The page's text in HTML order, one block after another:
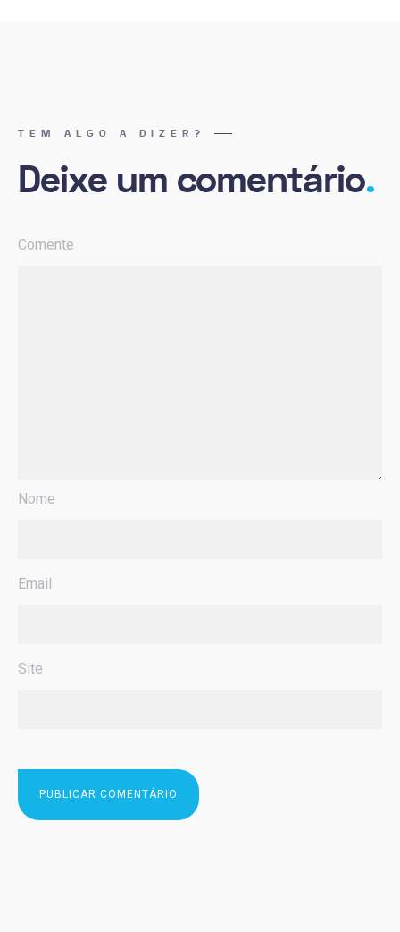
TEM ALGO A DIZER?
Deixe um comentário.
Comente
Nome
Email
Site